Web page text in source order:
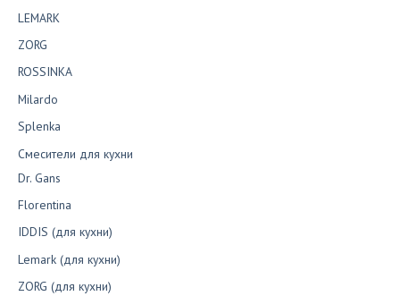
LEMARK
ZORG
ROSSINKA
Milardo
Splenka
Смесители для кухни
Dr. Gans
Florentina
IDDIS (для кухни)
Lemark (для кухни)
ZORG (для кухни)